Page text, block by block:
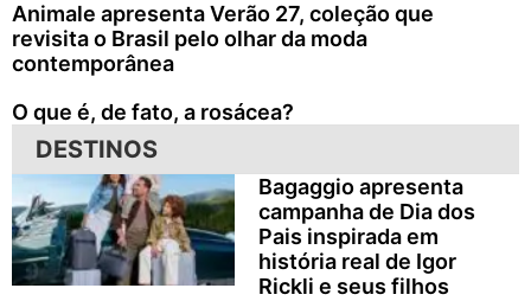
Animale apresenta Verão 27, coleção que
revisita o Brasil pelo olhar da moda
contemporânea
O que é, de fato, a rosácea?
DESTINOS
Bagaggio apresenta
campanha de Dia dos
Pais inspirada em
história real de Igor
Rickli e seus filhos